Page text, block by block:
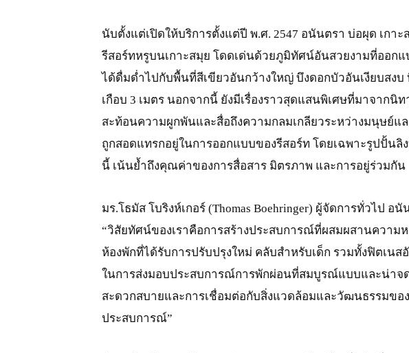
นับตั้งแต่เปิดให้บริการตั้งแต่ปี พ.ศ. 2547 อนันตรา บ่อผุด เกา
รีสอร์ทหรูบนเกาะสมุย โดดเด่นด้วยภูมิทัศน์อันสวยงามที่ออก
ได้ดื่มด่ำไปกับพื้นที่สีเขียวอันกว้างใหญ่ บึงดอกบัวอันเงียบสง
เกือบ 3 เมตร นอกจากนี้ ยังมีเรื่องราวสุดแสนพิเศษที่มาจาก
สะท้อนความผูกพันและสื่อถึงความกลมเกลียวระหว่างมนุษย์แ
ถูกสอดแทรกอยู่ในการออกแบบของรีสอร์ท โดยเฉพาะรูปปั้นลิ
นี้ เน้นย้ำถึงคุณค่าของการสื่อสาร มิตรภาพ และการอยู่ร่วมกัน
มร.โธมัส โบริงห์เกอร์ (Thomas Boehringer) ผู้จัดการทั่วไป อ
“วิสัยทัศน์ของเราคือการสร้างประสบการณ์ที่ผสมผสานความ
ห้องพักที่ได้รับการปรับปรุงใหม่ คลับสำหรับเด็ก รวมทั้งฟิตเน
ในการส่งมอบประสบการณ์การพักผ่อนที่สมบูรณ์แบบและน่าจ
สะดวกสบายและการเชื่อมต่อกับสิ่งแวดล้อมและวัฒนธรรมขอ
ประสบการณ์”